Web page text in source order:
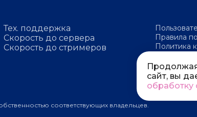
Тех. поддержка
Скорость до сервера
Скорость до стримеров
Правила
Политика
соответствующих владельцев.
Продолжая
сайт, вы